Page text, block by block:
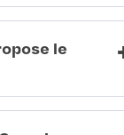
le